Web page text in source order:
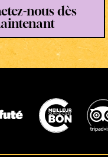
nous dès